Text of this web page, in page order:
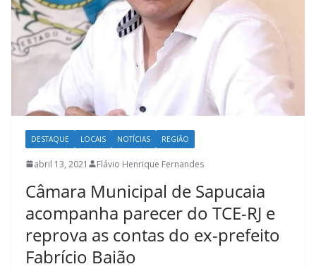
DESTAQUE LOCAIS NOTÍCIAS REGIÃO
abril 13, 2021 Flávio Henrique Fernandes
Câmara Municipal de Sapucaia
acompanha parecer do TCE-RJ e
reprova as contas do ex-prefeito
Fabrício Baião